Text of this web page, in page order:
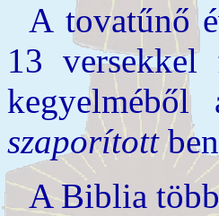
A tovatűnő
13
szaporított
A Biblia